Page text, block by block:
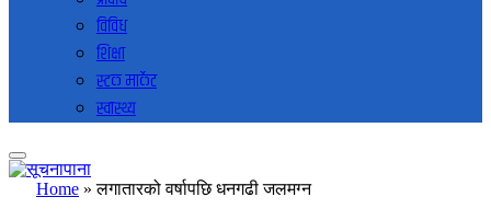
विविध
शिक्षा
स्टक मार्केट
स्वास्थ्य
Home »लगातारको वर्षापछि धनगढी जलमग्न